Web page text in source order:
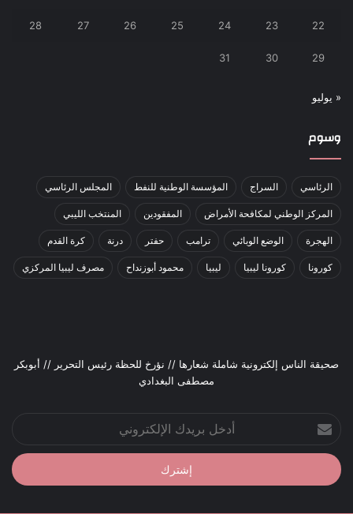
22
23
24
25
26
27
28
29
30
31
« يوليو
وسوم
الرئاسي السراج المؤسسة الوطنية للنفط المجلس الرئاسي
المركز الوطني لمكافحة الأمراض المفقودين المنتخب الليبي
الهجرة الوضع الوبائي ترامب حفتر درنة كرة القدم
كورونا كورونا ليبيا ليبيا محمود أبوزنداح مصرف ليبيا المركزي
صحيقة الناس إلكترونية شاملة شعارها // نؤرخ للحظة رئيس التحرير // أبوبكر
مصطفى البغدادي
بريدك
الإلكتروني